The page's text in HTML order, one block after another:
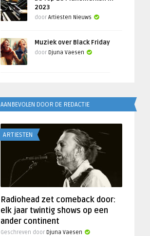
2023
door Artiesten Nieuws
Muziek over Black Friday
door Djuna Vaesen
AANBEVOLEN DOOR DE REDACTIE
ARTIESTEN
Radiohead zet comeback door:
elk jaar twintig shows op een
ander continent
Geschreven door Djuna Vaesen